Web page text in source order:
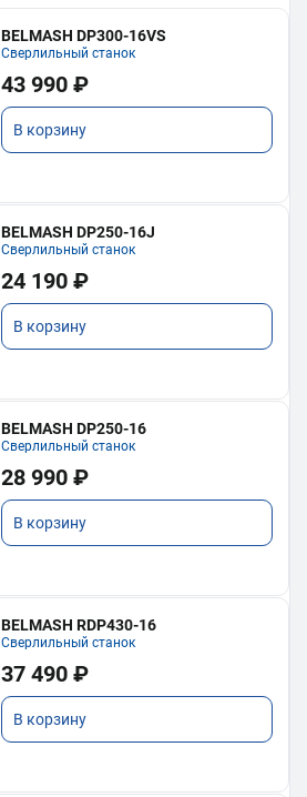
BELMASH DP300-16VS
Сверлильный станок
43 990 ₽
В корзину
BELMASH DP250-16J
Сверлильный станок
24 190 ₽
В корзину
BELMASH DP250-16
Сверлильный станок
28 990 ₽
В корзину
BELMASH RDP430-16
Сверлильный станок
37 490 ₽
В корзину